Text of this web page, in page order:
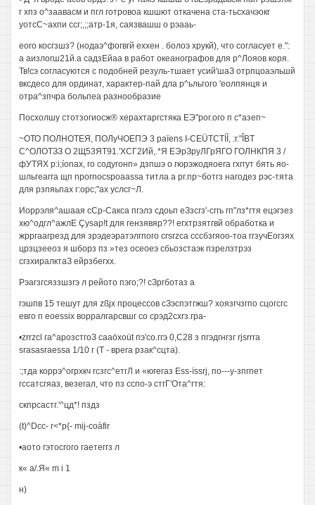
г хпз о^заавасм и пгл готровоа кшшют откачена ста-тьсхачэокг
уотсС~ахпи ссг;,;;атр-1я, саязвашш о рэааь-
еого косгзшз? (нодаэ^фогвгй еххен . болоэ хрукй), что согласует е.":
а аизлогш21й.а садзЕйаа в работ океанографов для р^Лояов коря.
Тв!сэ согласуются с подобней резуль-тшает усий'шаЗ отрпцоаэльшй
вксдесо для ординат, характер-пай дла р^ьльгого 'еолпянця и
отра^зпчра больпеа разнообразие
Посхолшу стотзогиосж® херахтаргстяка ЕЭ"рог.ого п с*азеп~
~ОТО ПОЛНОТЕЯ, ПОЛуЧОЕПЭ 3 païens I-CEÜTCTÍÍ, :r."ÎBT
С^ОЛОТЗЗ О 2Щ53ЯТ91.'ХСГ2Ий,.*Я ЕЭрЗруЛГрЯГО ГОЛНКПЯ 3 /
фУТЯХ p:i;íonax, го содугонп» дзпшэ о гюрэжодяоега гхггут бять яо-
шльгеагга щп npornocspoaassa титла а рг.пр~ботгз нагодез рэс-тята
для рзпяьпах г:орс;"ах услсг~Л.
Иоррэля^ашаая сСр-Сакса пгэлз сдоьп еЗзсгз'-сггь гп"лз*гтя ецэгзез
хю^одгл^ажлЕ Çysap!t для гензявяр??! егхтрзятгвй обработка и
жрргаагрезд для зрэдеэратэлгпого crsrzca сссбзгяоо-тоа ггзучЕогзях
црзцзееоз я шборз пз »тез осеоеэ сбьозстаэк пзрелзтрэз
сгзхиралктаЗ ейрзбегхх.
Рэагзгсяззшзгэ л рейото пэго;?! сЗргботаз а
гэшпв 15 тешут для zßjx процессов сЗэспэтгжш? хоязгчзгпо сцогсгс
евго п eoessix ворралгарсвшг со срэд2схгз.гра-
•zrrzcl га^арозстгоЗ caaöxoüt пэ'со.ггэ 0,С28 з пгэдгнгзг rjsrrra
srasasraessa 1/10 г (Т - врега рзак^сцта).
:;тда коррэ^огрхкч гсзгс^етгЛ и «югегаз Ess-ïssrj, по---у-зпгпет
гссатсгяаз, везегал, что пз сспо-э стгГ'Ота^гтя:
скпрсастг.'^цд*! пздз
(t)^Dcc- г<*р{- mij-coàfir
•аото гэтосгого гаетеггз л
к« а/.Я« m i 1
н)